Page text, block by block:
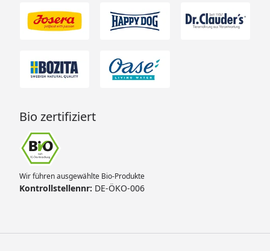
Bio zertifiziert
Wir führen ausgewählte Bio-Produkte
Kontrollstellennr: DE-ÖKO-006